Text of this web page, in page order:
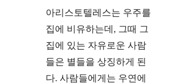
아리스토텔레스는 우주를
집에 비유하는데, 그때 그
집에 있는 자유로운 사람
들은 별들을 상징하게 된
다. 사람들에게는 우연에